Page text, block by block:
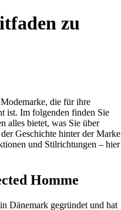
zu
die für ihre
ist. Im folgenden finden Sie
alles bietet, was Sie über
Geschichte hinter der Marke
und Stilrichtungen – hier
Homme
Dänemark gegründet und hat